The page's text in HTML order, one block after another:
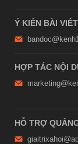
Ý KIẾN BÀI VIẾT
HỢP TÁC NỘI
HỖ TRỢ